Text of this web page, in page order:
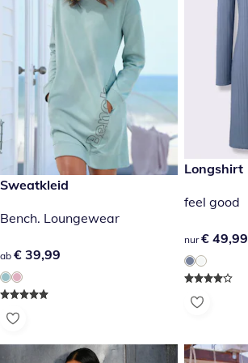
€ 39,99
Sweatkleid
Bench. Loungewear
€ 39,99
ab € 39,99
€ 49,99
Longshirt
feel good
€ 49,99
nur € 49,99